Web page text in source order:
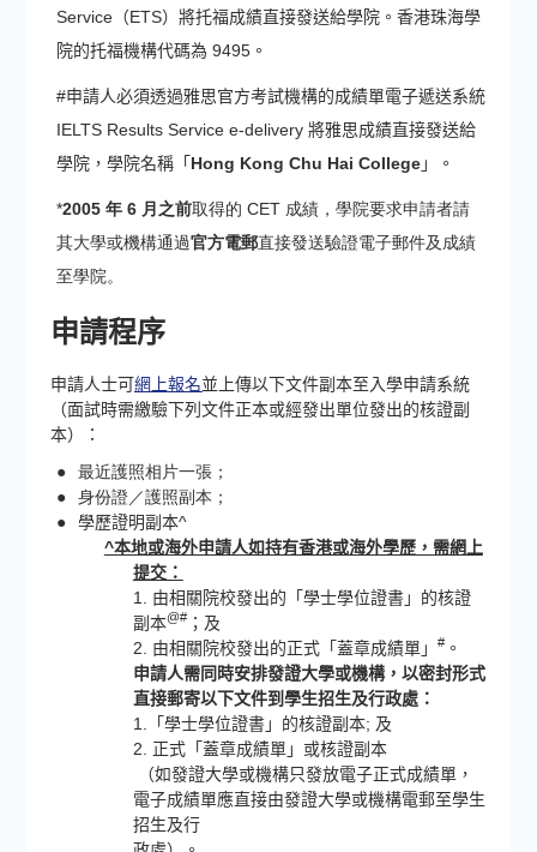
Service（ETS）將托福成績直接發送給學院。香港珠海學
院的托福機構代碼為 9495。
#申請人必須透過雅思官方考試機構的成績單電子遞送系統
IELTS Results Service e-delivery 將雅思成績直接發送給
學院，學院名稱「 Hong Kong Chu Hai College」。
*2005 年 6 月之前取得的 CET 成績，學院要求申請者請
其大學或機構通過官方電郵直接發送驗證電子郵件及成績
至學院。
申請程序
申請人士可網上報名並上傳以下文件副本至入學申請系統
（面試時需繳驗下列文件正本或經發出單位發出的核證副
本）：
●
最近護照相片一張；
●
身份證／護照副本；
●
學歷證明副本^
^本地或海外申請人如持有香港或海外學歷，需網上
提交：
1. 由相關院校發出的「學士學位證書」的核證
副本@#；及
2. 由相關院校發出的正式「蓋章成績單」
#。
申請人需同時安排發證大學或機構，以密封形式
直接郵寄以下文件到學生招生及行政處：
1.「學士學位證書」的核證副本; 及
2. 正式「蓋章成績單」或核證副本
（如發證大學或機構只發放電子正式成績單，
電子成績單應直接由發證大學或機構電郵至學生
招生及行